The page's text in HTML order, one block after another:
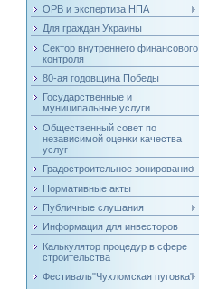
ОРВ и экспертиза НПА
Для граждан Украины
Сектор внутреннего финансового
контроля
80-ая годовщина Победы
Государственные и
муниципальные услуги
Общественный совет по
независимой оценки качества
услуг
Градостроительное зонирование
Нормативные акты
Публичные слушания
Информация для инвесторов
Калькулятор процедур в сфере
строительства
Фестиваль"Чухломская пуговка"